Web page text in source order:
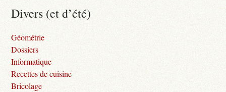
Divers (et d’été)
Géométrie
Dossiers
Informatique
Recettes de cuisine
Bricolage